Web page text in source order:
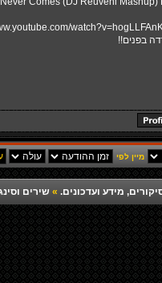
בפנים!!
מיין לפי
מידע ועדכונים. » שירים